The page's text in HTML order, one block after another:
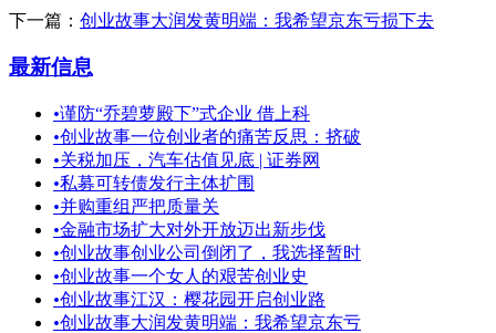
下一篇： 创业故事大润发黄明端：我希望京东亏损下去
最新信息
•谨防“乔碧萝殿下”式企业 借上科
•创业故事一位创业者的痛苦反思：挤破
•关税加压，汽车估值见底 | 证券网
•私募可转债发行主体扩围
•并购重组严把质量关
•金融市场扩大对外开放迈出新步伐
•创业故事创业公司倒闭了，我选择暂时
•创业故事一个女人的艰苦创业史
•创业故事江汉：樱花园开启创业路
•创业故事大润发黄明端：我希望京东亏